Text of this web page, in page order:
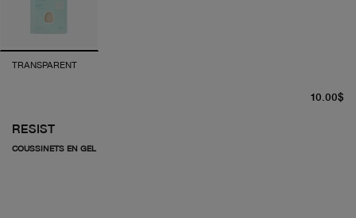
TRANSPARENT
RESIST
COUSSINETS EN GEL
10.00$